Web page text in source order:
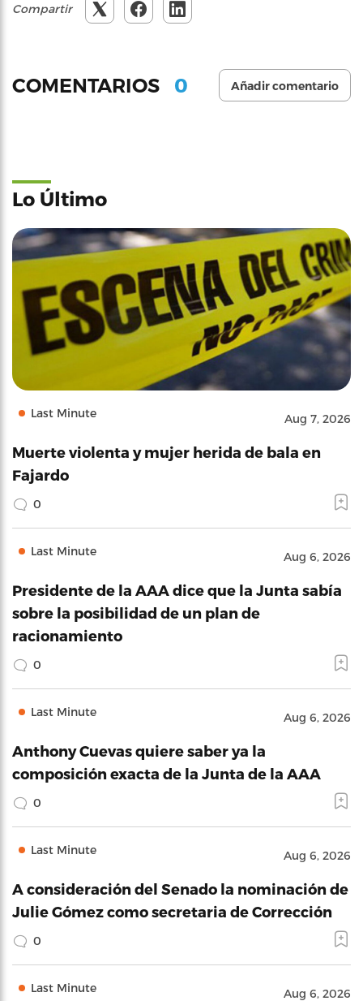
Compartir
COMENTARIOS 0 Añadir comentario
Lo Último
Last Minute Aug 7, 2026
Muerte violenta y mujer herida de bala en
Fajardo
0
Last Minute Aug 6, 2026
Presidente de la AAA dice que la Junta sabía
sobre la posibilidad de un plan de
racionamiento
0
Last Minute Aug 6, 2026
Anthony Cuevas quiere saber ya la
composición exacta de la Junta de la AAA
0
Last Minute Aug 6, 2026
A consideración del Senado la nominación de
Julie Gómez como secretaria de Corrección
0
Last Minute Aug 6, 2026